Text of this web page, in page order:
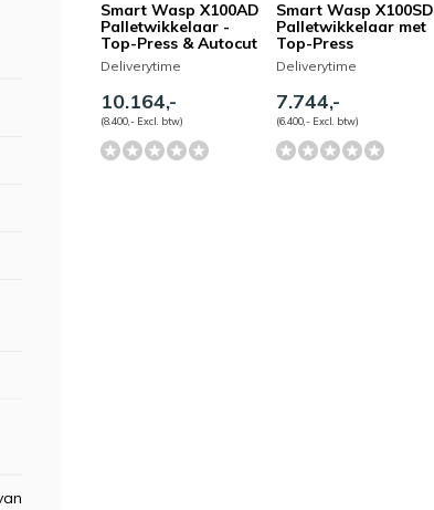
Smart Wasp X100AD
Palletwikkelaar -
Top-Press & Autocut
Deliverytime
10.164,-
(8.400,- Excl. btw)
Smart Wasp X100SD
Palletwikkelaar met
Top-Press
Deliverytime
7.744,-
(6.400,- Excl. btw)